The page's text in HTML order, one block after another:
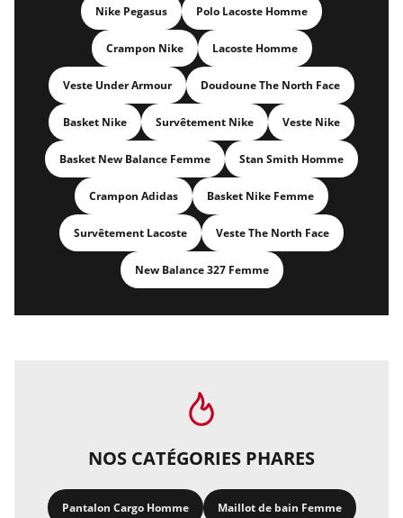
Nike Pegasus Polo Lacoste Homme
Crampon Nike Lacoste Homme
Veste Under Armour Doudoune The North Face
Basket Nike Survêtement Nike Veste Nike
Basket New Balance Femme Stan Smith Homme
Crampon Adidas Basket Nike Femme
Survêtement Lacoste Veste The North Face
New Balance 327 Femme
NOS CATÉGORIES PHARES
Pantalon Cargo Homme Maillot de bain Femme